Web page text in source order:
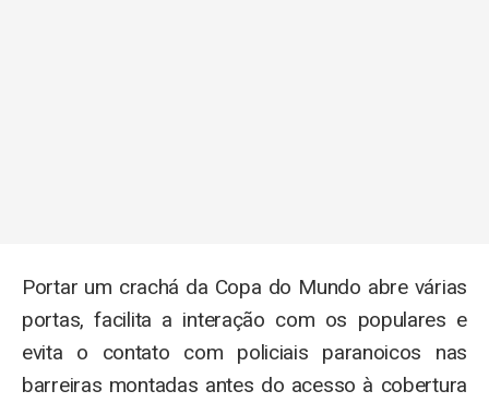
Portar um crachá da Copa do Mundo abre várias
portas, facilita a interação com os populares e
evita o contato com policiais paranoicos nas
barreiras montadas antes do acesso à cobertura